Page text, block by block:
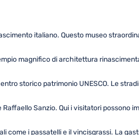
italiano. Questo museo
magnifico di architettura
storico patrimonio UNESCO. Le
Sanzio. Qui i visitatori possono
come i passatelli e il vincisgrassi. La